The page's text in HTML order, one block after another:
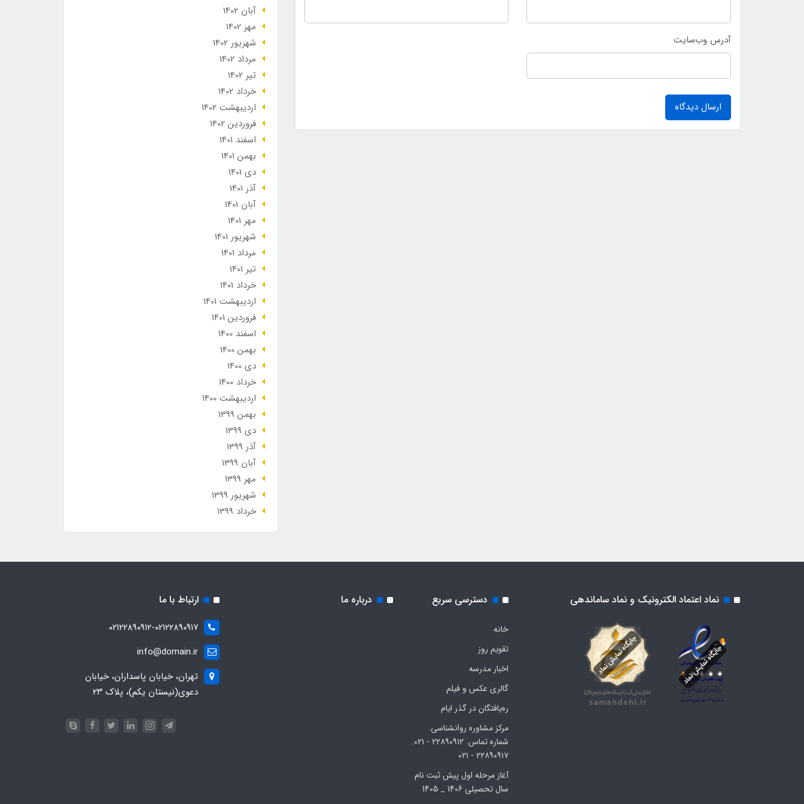
آدرس وب‌سایت
ارسال دیدگاه
آبان 1402
مهر 1402
شهریور 1402
مرداد 1402
تير 1402
خرداد 1402
ارديبهشت 1402
فروردین 1402
اسفند 1401
بهمن 1401
دی 1401
آذر 1401
آبان 1401
مهر 1401
شهریور 1401
مرداد 1401
تير 1401
خرداد 1401
ارديبهشت 1401
فروردین 1401
اسفند 1400
بهمن 1400
دی 1400
خرداد 1400
ارديبهشت 1400
بهمن 1399
دی 1399
آذر 1399
آبان 1399
مهر 1399
شهریور 1399
خرداد 1399
نماد اعتماد الکترونیک و نماد ساماندهی دسترسی سریع
خانه
تقویم روز
اخبار مدرسه
گالری عکس و فیلم
ره‌یافتگان در گذر ایام
مرکز مشاوره روانشناسی.
شماره تماس. ۲۲۸۹۰۹۱۲ - ۰۲۱.
۲۲۸۹۰۹۱۷ - ۰۲۱
آغاز مرحله اول پیش ثبت نام
سال تحصیلی 1406 _ 1405
درباره ما ارتباط با ما
۰۲۱۲۲۸۹۰۹۱۲-۰۲۱۲۲۸۹۰۹۱۷
info@domain.ir
تهران، خیابان پاسداران، خیابان
دعوی(نیستان یکم)، پلاک ۲۳